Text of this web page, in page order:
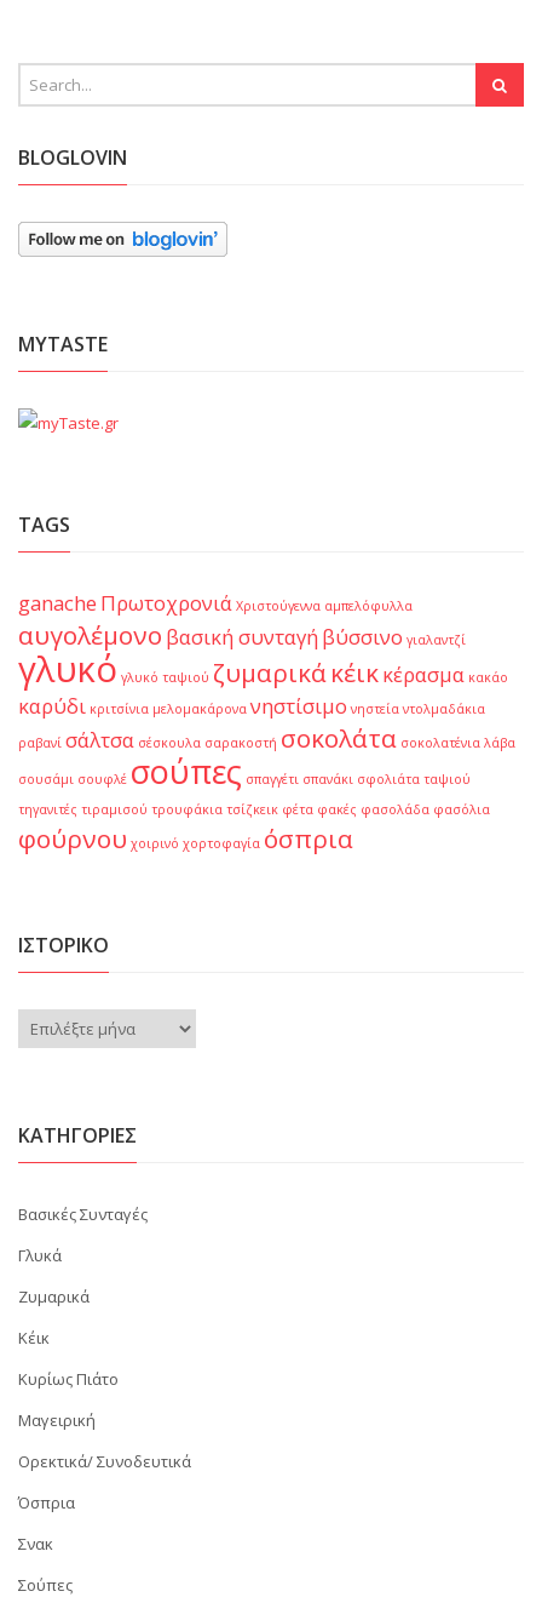
BLOGLOVIN
MYTASTE
TAGS
ganache Πρωτοχρονιά Χριστούγεννα αμπελόφυλλα
αυγολέμονο βασική συνταγή βύσσινο γιαλαντζί
γλυκό γλυκό ταψιού ζυμαρικάκέικκέρασμα κακάο
καρύδι κριτσίνια μελομακάρονα νηστίσιμο νηστεία ντολμαδάκια
ραβανί σάλτσα σέσκουλα σαρακοστή σοκολάτα σοκολατένια λάβα
σουσάμι σουφλέ σούπες σπαγγέτι σπανάκι σφολιάτα ταψιού
τηγανιτές τιραμισού τρουφάκια τσίζκεικ φέτα φακές φασολάδα φασόλια
φούρνου χοιρινό χορτοφαγία όσπρια
ΙΣΤΟΡΙΚΌ
Ιστορικό
KΑΤΗΓΟΡΊΕΣ
Βασικές Συνταγές
Γλυκά
Ζυμαρικά
Κέικ
Κυρίως Πιάτο
Μαγειρική
Ορεκτικά/ Συνοδευτικά
Όσπρια
Σνακ
Σούπες